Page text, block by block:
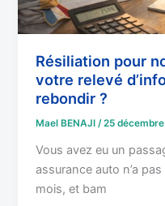
Résiliation pour
votre relevé
rebondir ?
Mael BENAJI/25
Vous avez eu un
assurance auto n’a
mois, et bam
et
rebondir
?